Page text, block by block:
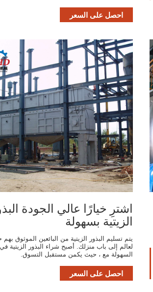
احصل على السعر
اشترِ خيارًا عالي الجودة
الزيتية بسهولة
يتم تسليم البذور الزيتية من البائعين الموثوق بهم
لعالم إلى باب منزلك. أصبح شراء البذور الزيتية
السهولة مع ، حيث يكمن مستقبل التسوق.
احصل على السعر